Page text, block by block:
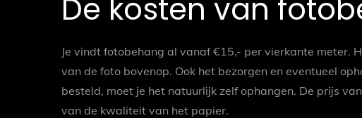
De kosten van
Je vindt fotobehang al vanaf €15,- per vierkante meter.
van de foto bovenop. Ook het bezorgen en eventueel
besteld, moet je het natuurlijk zelf ophangen. De prijs
van de kwaliteit van het papier.